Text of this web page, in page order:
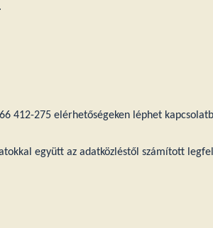
412-275 elérhetőségeken léphet
együtt az adatközléstől számított